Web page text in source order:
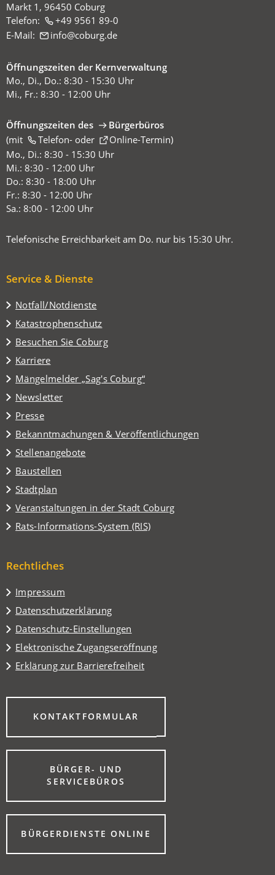
Markt 1, 96450 Coburg
Telefon:
+49 9561 89-0
E-Mail:
info coburg de
Öffnungszeiten der Kernverwaltung
Mo., Di., Do.: 8:30 - 15:30 Uhr
Mi., Fr.: 8:30 - 12:00 Uhr
Öffnungszeiten des
Bürgerbüros
(mit
Telefon-oder Online-Termin
(Öffnet
in
einem
neuen
Tab)
)
Mo., Di.: 8:30 - 15:30 Uhr
Mi.: 8:30 - 12:00 Uhr
Do.: 8:30 - 18:00 Uhr
Fr.: 8:30 - 12:00 Uhr
Sa.: 8:00 - 12:00 Uhr
Telefonische Erreichbarkeit am Do. nur bis 15:30 Uhr.
Service & Dienste
Notfall/Notdienste
Katastrophenschutz
Besuchen Sie Coburg
(Öffnet
in
einem
neuen
Tab)
Karriere
Mängelmelder „Sag's Coburg“
(Öffnet
in
einem
neuen
Tab)
Newsletter
Presse
Bekanntmachungen & Veröffentlichungen
Stellenangebote
Baustellen
Stadtplan
(Öffnet
in
einem
neuen
Veranstaltungen in der Stadt Coburg
(Öffnet
in
einem
Tab)
Rats-Informations-System (RIS)
(Öffnet
neuen
Rechtliches
Impressum
Datenschutzerklärung
Datenschutz-Einstellungen
Elektronische Zugangseröffnung
Erklärung zur Barrierefreiheit
KONTAKTFORMULAR
(ÖFFNET
EINEM
NEUEN
BÜRGER- UND
SERVICEBÜROS
(ÖFFNET
EINEM
NEUEN
TAB)BÜRGERDIENSTE ONLINE
(ÖFFNET
EINEM